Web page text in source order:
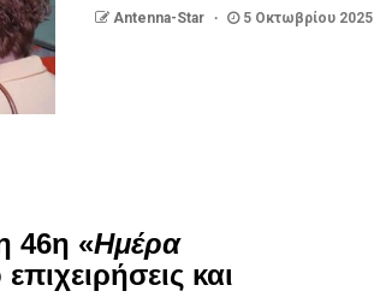
Antenna-Star 5 Οκτωβρίου 2025
46η «Ημέρα
και